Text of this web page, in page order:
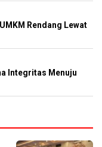
Rendang Lewat
Integritas Menuju